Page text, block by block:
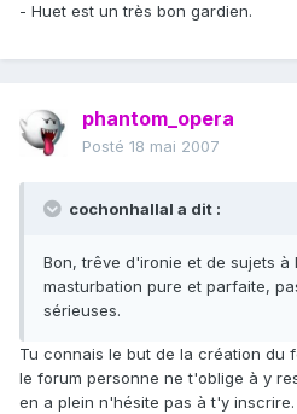
- Huet est un très bon gardien.
phantom_opera
Posté 18 mai 2007
cochonhallal a dit :
Bon, trêve d'ironie et de sujets à
masturbation pure et parfaite,
sérieuses.
Tu connais le but de la création du
le forum personne ne t'oblige à y
en a plein n'hésite pas à t'y inscrire.